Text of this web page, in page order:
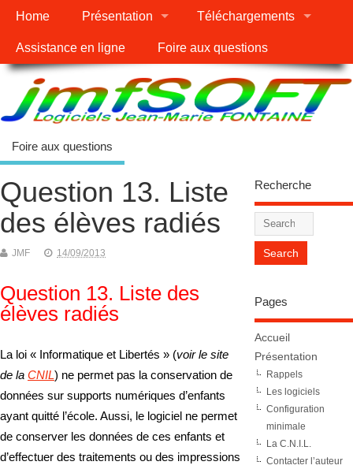
Home Présentation Téléchargements
Assistance en ligne Foire aux questions
Foire aux questions
Question 13. Liste
des élèves radiés
JMF 14/09/2013
Question 13. Liste des
élèves radiés
La loi « Informatique et Libertés » (voir le site
de la CNIL) ne permet pas la conservation de
données sur supports numériques d’enfants
ayant quitté l’école. Aussi, le logiciel ne permet
de conserver les données de ces enfants et
d’effectuer des traitements ou des impressions
Recherche
Pages
Accueil
Présentation
Rappels
Les logiciels
Configuration
minimale
La C.N.I.L.
Contacter l’auteur